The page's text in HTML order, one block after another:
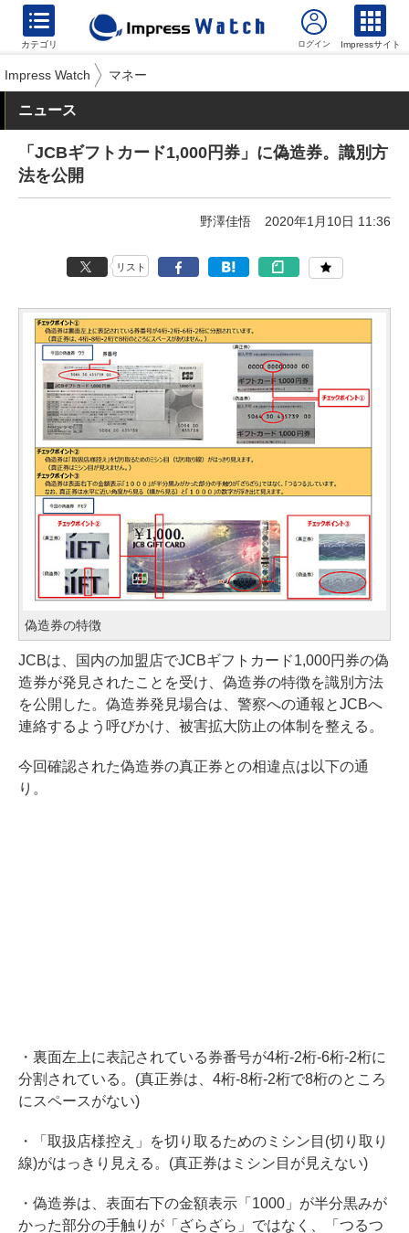
カテゴリ Impressサイト
Impress Watch マネー
ニュース
「JCBギフトカード1,000円券」に偽造券。識別方
法を公開
野澤佳悟 2020年1月10日 11:36
リスト
偽造券の特徴
JCBは、国内の加盟店でJCBギフトカード1,000円券の偽
造券が発見されたことを受け、偽造券の特徴を識別方法
を公開した。偽造券発見場合は、警察への通報とJCBへ
連絡するよう呼びかけ、被害拡大防止の体制を整える。
今回確認された偽造券の真正券との相違点は以下の通
り。
・裏面左上に表記されている券番号が4桁-2桁-6桁-2桁に
分割されている。(真正券は、4桁-8桁-2桁で8桁のところ
にスペースがない)
・「取扱店様控え」を切り取るためのミシン目(切り取り
線)がはっきり見える。(真正券はミシン目が見えない)
・偽造券は、表面右下の金額表示「1000」が半分黒みが
かった部分の手触りが「ざらざら」ではなく、「つるつ